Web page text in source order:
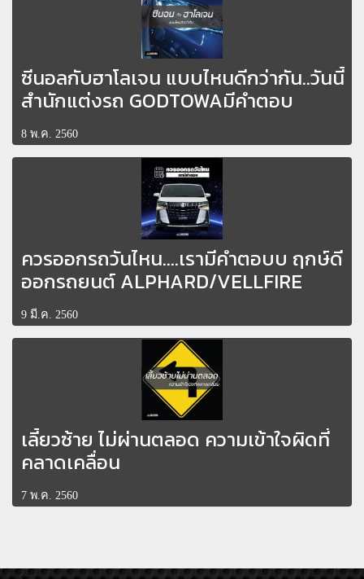
ซีนอลกับฮาโลเจน แบบไหนดีกว่ากัน..วันนี้
สำนักแต่งรถ GODTOWAมีคำตอบ
8 พ.ค. 2560
ควรออกรถวันไหน....เรามีคำตอบบ ฤกษ์ดี
ออกรถยนต์ ALPHARD/VELLFIRE
9 มี.ค. 2560
เลี้ยวซ้าย ไม่ผ่านตลอด ความเข้าใจผิดที่
คลาดเคลื่อน
7 พ.ค. 2560